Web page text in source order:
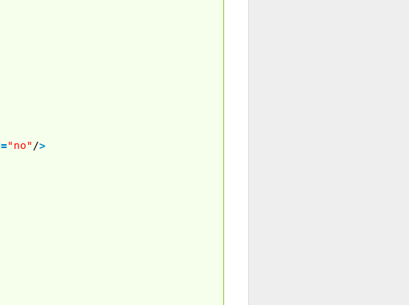
="no" />